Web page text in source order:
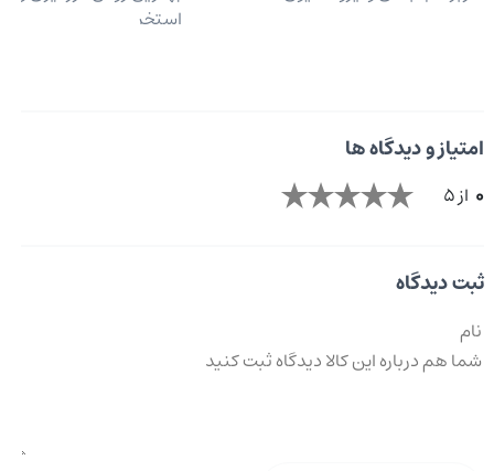
استخر
امتیاز و دیدگاه ها
0 از 5
ثبت دیدگاه